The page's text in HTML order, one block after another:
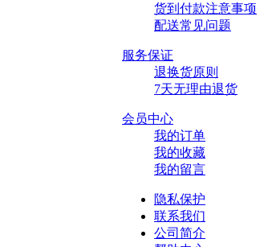
货到付款注意事项
配送常见问题
服务保证
退换货原则
7天无理由退货
会员中心
我的订单
我的收藏
我的留言
隐私保护
联系我们
公司简介